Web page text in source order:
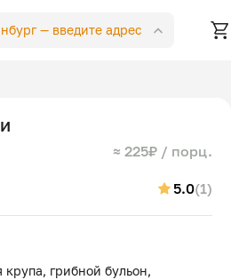
— введите адрес
≈ 225₽ / порц.
5.0(1)
грибной бульон,